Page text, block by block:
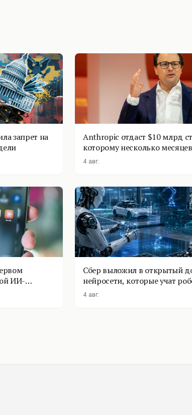
запрет на
Anthropic отдаст $10 млрд
которому несколько месяцев
4 авг.
ИИ-
Сбер выложил в открытый
нейросети, которые учат
физике
4 авг.